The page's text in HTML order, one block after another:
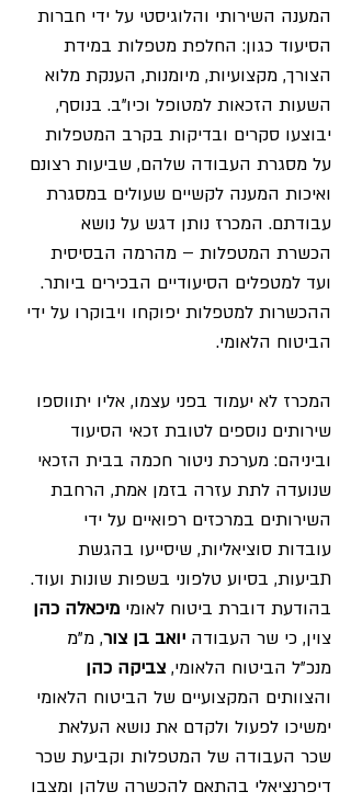
המענה השירותי והלוגיסטי על ידי חברות
הסיעוד כגון: החלפת מטפלות במידת
הצורך, מקצועיות, מיומנות, הענקת מלוא
השעות הזכאות למטופל וכיו"ב. בנוסף,
יבוצעו סקרים ובדיקות בקרב המטפלות
על מסגרת העבודה שלהם, שביעות רצונם
ואיכות המענה לקשיים שעולים במסגרת
עבודתם. המכרז נותן דגש על נושא
הכשרת המטפלות – מהרמה הבסיסית
ועד למטפלים הסיעודיים הבכירים ביותר.
ההכשרות למטפלות יפוקחו ויבוקרו על ידי
הביטוח הלאומי.
המכרז לא יעמוד בפני עצמו, אליו יתווספו
שירותים נוספים לטובת זכאי הסיעוד
וביניהם: מערכת ניטור חכמה בבית הזכאי
שנועדה לתת עזרה בזמן אמת, הרחבת
השירותים במרכזים רפואיים על ידי
עובדות סוציאליות, שיסייעו בהגשת
תביעות, בסיוע טלפוני בשפות שונות ועוד.
בהודעת דוברת ביטוח לאומי מיכאלה כהן
צוין, כי שר העבודה יואב בן צור, מ"מ
מנכ"ל הביטוח הלאומי, צביקה כהן
והצוותים המקצועיים של הביטוח הלאומי
ימשיכו לפעול ולקדם את נושא העלאת
שכר העבודה של המטפלות וקביעת שכר
דיפרנציאלי בהתאם להכשרה שלהן ומצבו